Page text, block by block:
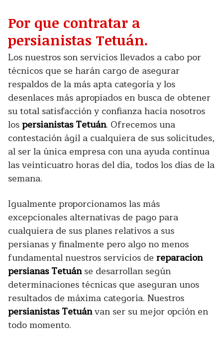
Por que contratar a
persianistas Tetuán.
Los nuestros son servicios llevados a cabo por
técnicos que se harán cargo de asegurar
respaldos de la más apta categoría y los
desenlaces más apropiados en busca de obtener
su total satisfacción y confianza hacia nosotros
lospersianistas Tetuán. Ofrecemos una
contestación ágil a cualquiera de sus solicitudes,
al ser la única empresa con una ayuda continua
las veinticuatro horas del día, todos los días de la
semana.
Igualmente proporcionamos las más
excepcionales alternativas de pago para
cualquiera de sus planes relativos a sus
persianas y finalmente pero algo no menos
fundamental nuestros servicios de reparacion
persianas Tetuánse desarrollan según
determinaciones técnicas que aseguran unos
resultados de máxima categoría. Nuestros
persianistas Tetuánvan ser su mejor opción en
todo momento.